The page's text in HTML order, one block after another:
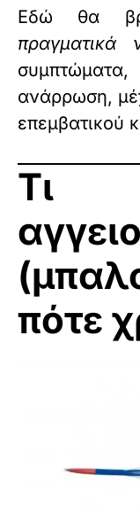
Εδώ θα
πραγματικά
ανάρρωση,
επεμβατικού
Τι
πότε